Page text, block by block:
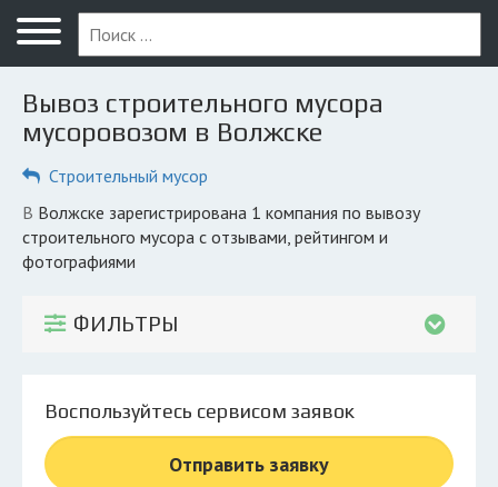
Меню
Главная
Вопрос юристу
Компании
КОМПАНИЯМ
© 2026 Все права защищены
Вывоз строительного мусора
мусоровозом в Волжске
Строительный мусор
в Волжске зарегистрирована 1 компания по вывозу
строительного мусора с отзывами, рейтингом и
фотографиями
ФИЛЬТРЫ
Воспользуйтесь сервисом заявок
Отправить заявку